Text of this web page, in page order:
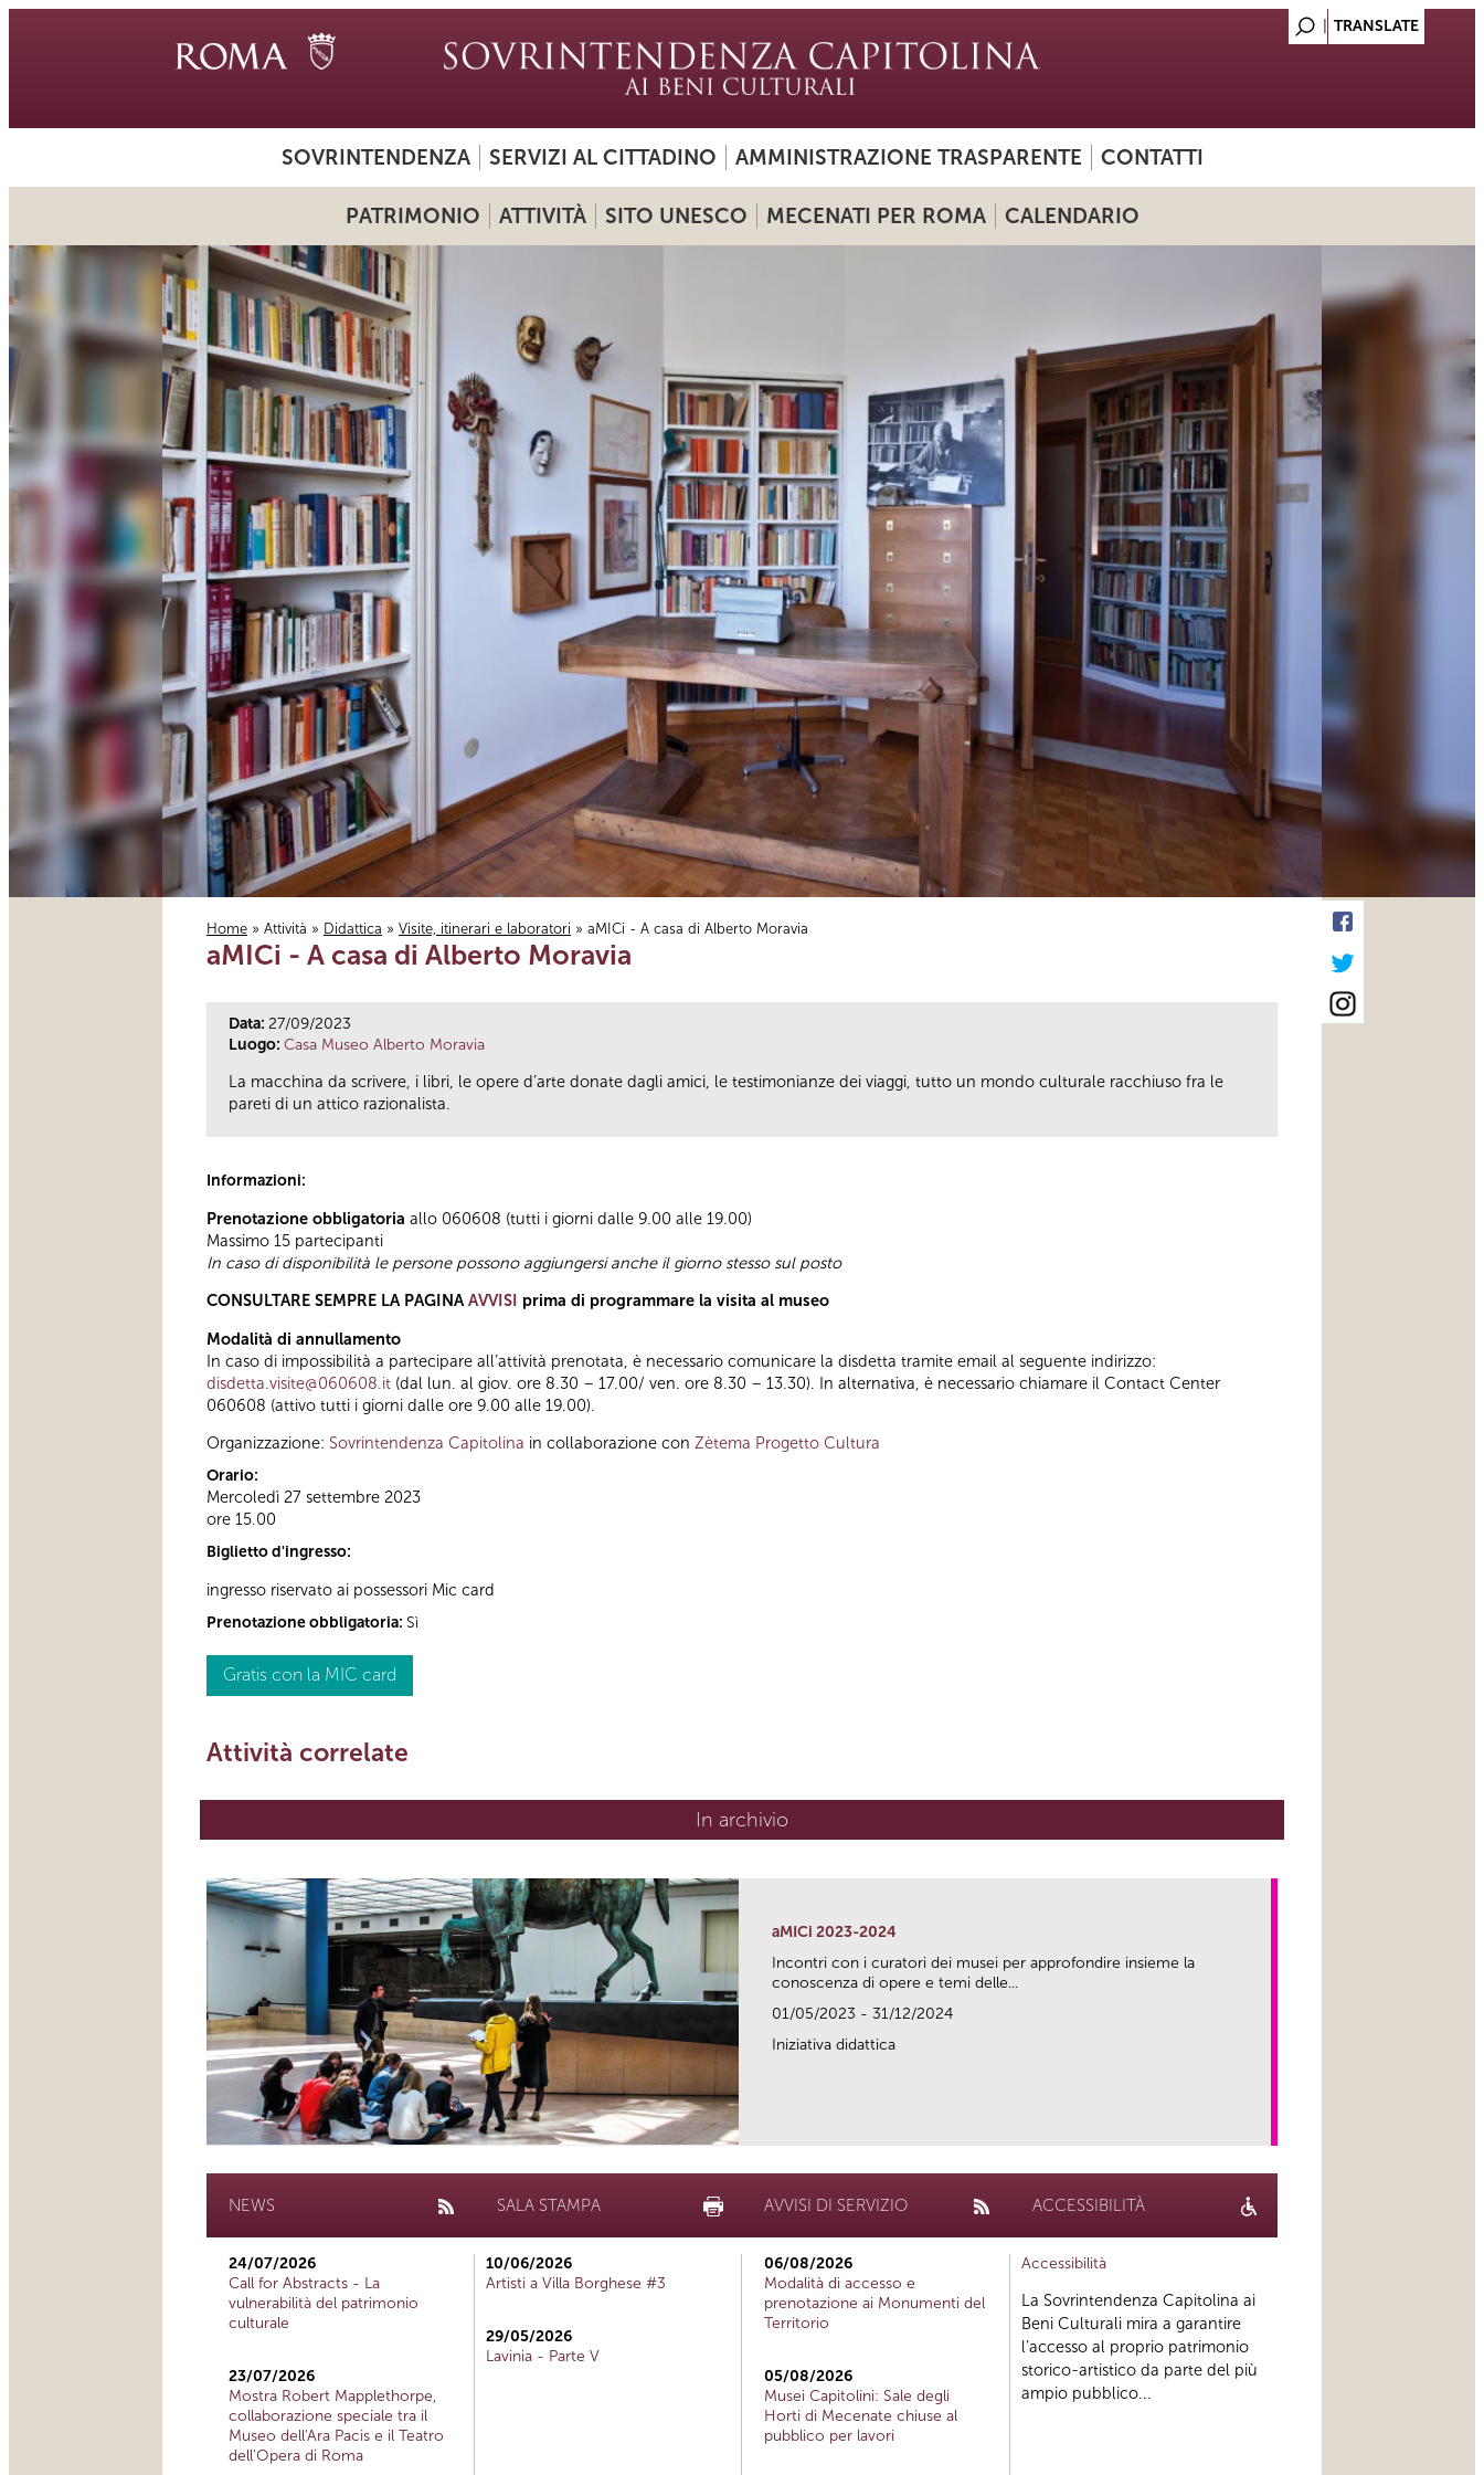
SOVRINTENDENZA SERVIZI AL CITTADINO AMMINISTRAZIONE TRASPARENTE CONTATTI
PATRIMONIO ATTIVITÀ SITO UNESCO MECENATI PER ROMA CALENDARIO
Tu sei qui
Home » Attività » Didattica » Visite, itinerari e laboratori » aMICi - A casa di Alberto Moravia
aMICi - A casa di Alberto Moravia
Data: 27/09/2023
Luogo: Casa Museo Alberto Moravia
La macchina da scrivere, i libri, le opere d’arte donate dagli amici, le testimonianze dei viaggi, tutto un mondo culturale racchiuso fra le
pareti di un attico razionalista.
Informazioni:
Prenotazione obbligatoria allo 060608 (tutti i giorni dalle 9.00 alle 19.00)
Massimo 15 partecipanti
In caso di disponibilità le persone possono aggiungersi anche il giorno stesso sul posto
CONSULTARE SEMPRE LA PAGINA AVVISI prima di programmare la visita al museo
Modalità di annullamento
In caso di impossibilità a partecipare all’attività prenotata, è necessario comunicare la disdetta tramite email al seguente indirizzo:
disdetta.visite@060608.it (dal lun. al giov. ore 8.30 – 17.00/ ven. ore 8.30 – 13.30). In alternativa, è necessario chiamare il Contact Center
060608 (attivo tutti i giorni dalle ore 9.00 alle 19.00).
Organizzazione: Sovrintendenza Capitolina in collaborazione con Zètema Progetto Cultura
Orario:
Mercoledì 27 settembre 2023
ore 15.00
Biglietto d'ingresso:
ingresso riservato ai possessori Mic card
Prenotazione obbligatoria: Sì
Gratis con la MIC card
Attività correlate
In archivio
aMICi 2023-2024
Incontri con i curatori dei musei per approfondire insieme la
conoscenza di opere e temi delle...
01/05/2023 - 31/12/2024
Iniziativa didattica
NEWS
24/07/2026
Call for Abstracts - La
vulnerabilità del patrimonio
culturale
23/07/2026
Mostra Robert Mapplethorpe,
collaborazione speciale tra il
Museo dell'Ara Pacis e il Teatro
dell'Opera di Roma
SALA STAMPA
10/06/2026
Artisti a Villa Borghese #3
29/05/2026
Lavinia - Parte V
AVVISI DI SERVIZIO
06/08/2026
Modalità di accesso e
prenotazione ai Monumenti del
Territorio
05/08/2026
Musei Capitolini: Sale degli
Horti di Mecenate chiuse al
pubblico per lavori
ACCESSIBILITÀ
Accessibilità
La Sovrintendenza Capitolina ai
Beni Culturali mira a garantire
l’accesso al proprio patrimonio
storico-artistico da parte del più
ampio pubblico...